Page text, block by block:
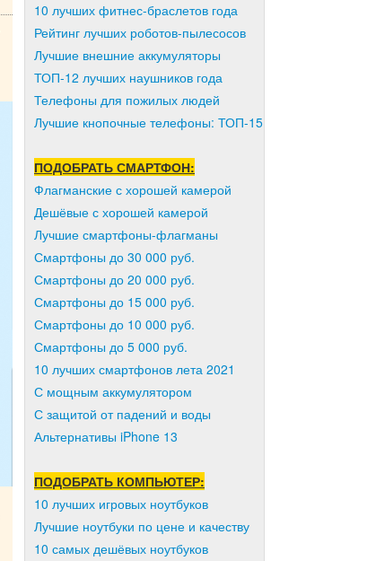
10 лучших фитнес-браслетов года
Рейтинг лучших роботов-пылесосов
Лучшие внешние аккумуляторы
ТОП-12 лучших наушников года
Телефоны для пожилых людей
Лучшие кнопочные телефоны: ТОП-15
ПОДОБРАТЬ СМАРТФОН:
Флагманские с хорошей камерой
Дешёвые с хорошей камерой
Лучшие смартфоны-флагманы
Смартфоны до 30 000 руб.
Смартфоны до 20 000 руб.
Смартфоны до 15 000 руб.
Смартфоны до 10 000 руб.
Смартфоны до 5 000 руб.
10 лучших смартфонов лета 2021
С мощным аккумулятором
С защитой от падений и воды
Альтернативы iPhone 13
ПОДОБРАТЬ КОМПЬЮТЕР:
10 лучших игровых ноутбуков
Лучшие ноутбуки по цене и качеству
10 самых дешёвых ноутбуков